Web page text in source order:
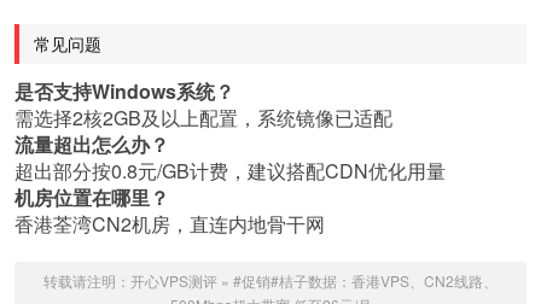
常见问题
是否支持Windows系统？
需选择2核2GB及以上配置，系统镜像已适配
流量超出怎么办？
超出部分按0.8元/GB计费，建议搭配CDN优化用量
机房位置在哪里？
香港荃湾CN2机房，直连内地骨干网
转载请注明： 开心VPS测评 » #促销#桔子数据：香港VPS、CN2线路、